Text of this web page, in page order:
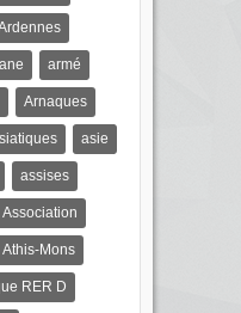
armé
Arnaques
asie
assises
Association
Athis-Mons
RER D